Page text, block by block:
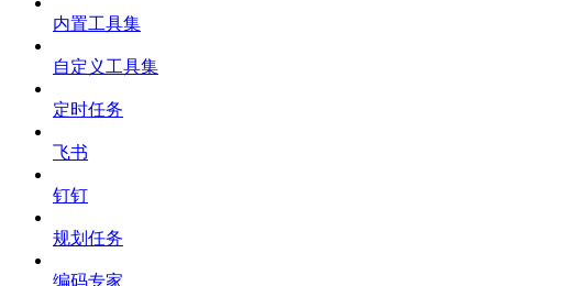
内置工具集
自定义工具集
定时任务
飞书
钉钉
规划任务
编码专家